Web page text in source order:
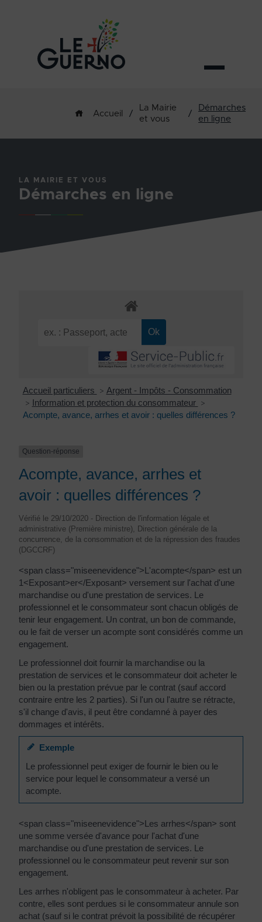
Accueil /
La Mairie
et vous
/
Démarches
en ligne
LA MAIRIE ET VOUS
Démarches en ligne
Accueil particuliers > Argent - Impôts - Consommation
> Information et protection du consommateur >
Acompte, avance, arrhes et avoir : quelles différences ?
Question-réponse
Acompte, avance, arrhes et
avoir : quelles différences ?
Vérifié le 29/10/2020 - Direction de l'information légale et
administrative (Première ministre), Direction générale de la
concurrence, de la consommation et de la répression des fraudes
(DGCCRF)
<span class="miseenevidence">L'acompte</span> est un
1<Exposant>er</Exposant> versement sur l'achat d'une
marchandise ou d'une prestation de services. Le
professionnel et le consommateur sont chacun obligés de
tenir leur engagement. Un contrat, un bon de commande,
ou le fait de verser un acompte sont considérés comme un
engagement.
Le professionnel doit fournir la marchandise ou la
prestation de services et le consommateur doit acheter le
bien ou la prestation prévue par le contrat (sauf accord
contraire entre les 2 parties). Si l'un ou l'autre se rétracte,
s'il change d'avis, il peut être condamné à payer des
dommages et intérêts.
Exemple
Le professionnel peut exiger de fournir le bien ou le
service pour lequel le consommateur a versé un
acompte.
<span class="miseenevidence">Les arrhes</span> sont
une somme versée d'avance pour l'achat d'une
marchandise ou d'une prestation de services. Le
professionnel ou le consommateur peut revenir sur son
engagement.
Les arrhes n'obligent pas le consommateur à acheter. Par
contre, elles sont perdues si le consommateur annule son
achat (sauf si le contrat prévoit la possibilité de récupérer